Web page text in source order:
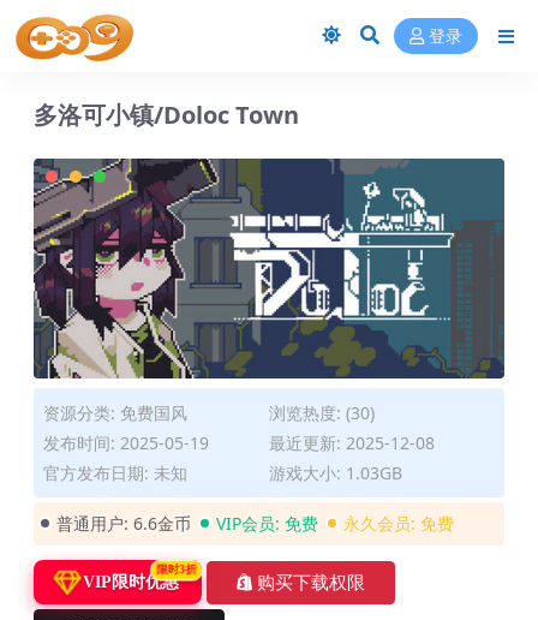
登录
多洛可小镇/Doloc Town
资源分类: 免费国风
浏览热度: (30)
发布时间: 2025-05-19
最近更新: 2025-12-08
官方发布日期: 未知
游戏大小: 1.03GB
普通用户: 6.6金币 VIP会员: 免费 永久会员: 免费
VIP限时优惠
限时3折
购买下载权限